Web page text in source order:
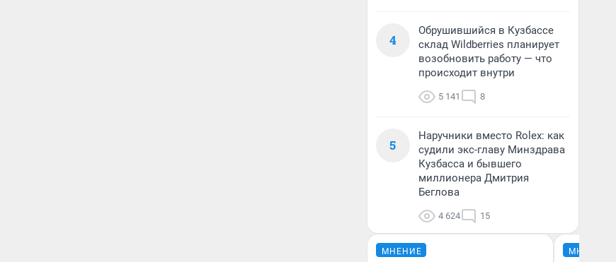
4
Обрушившийся в Кузбассе
склад Wildberries планирует
возобновить работу — что
происходит внутри
5 141 8
5
Наручники вместо Rolex: как
судили экс-главу Минздрава
Кузбасса и бывшего
миллионера Дмитрия
Беглова
4 624 15
МНЕНИЕ МНЕНИЕ